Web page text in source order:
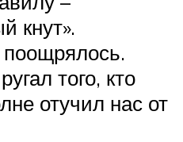
кнут».
того, кто
отучил нас от